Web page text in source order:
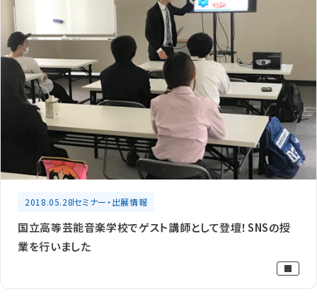
2018.05.28セミナー・出展情報
国立高等芸能音楽学校でゲスト講師として登壇！SNSの授
業を行いました